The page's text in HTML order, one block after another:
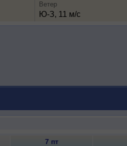
Ветер
Ю-З, 11 м/с
7 пт